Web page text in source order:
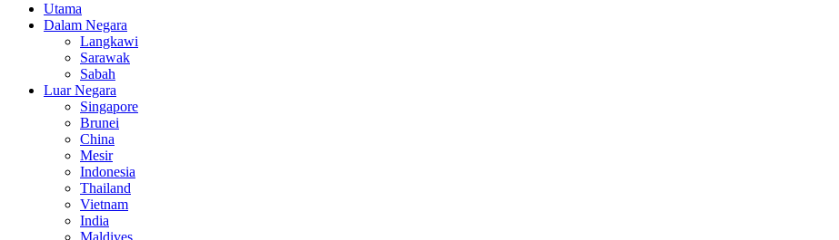
Utama
Dalam Negara
Langkawi
Sarawak
Sabah
Luar Negara
Singapore
Brunei
China
Mesir
Indonesia
Thailand
Vietnam
India
Maldives